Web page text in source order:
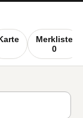
Merkliste
0